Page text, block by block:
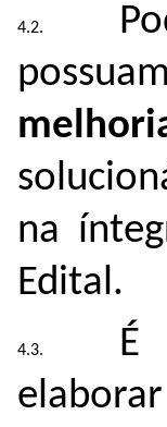
na
Edital.
É